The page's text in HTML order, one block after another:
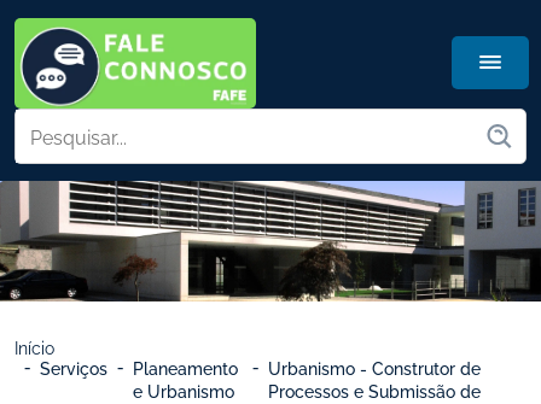
Início
Serviços
Planeamento
e Urbanismo
Urbanismo - Construtor de
Processos e Submissão de